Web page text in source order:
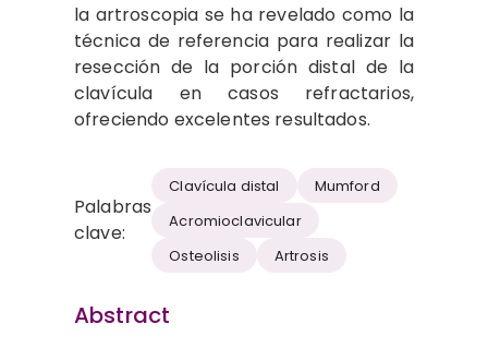
la artroscopia se ha revelado como la
técnica de referencia para realizar la
resección de la porción distal de la
clavícula en casos refractarios,
ofreciendo excelentes resultados.
Palabras
clave:
Clavícula distal
Mumford
Acromioclavicular
Osteolisis
Artrosis
Abstract